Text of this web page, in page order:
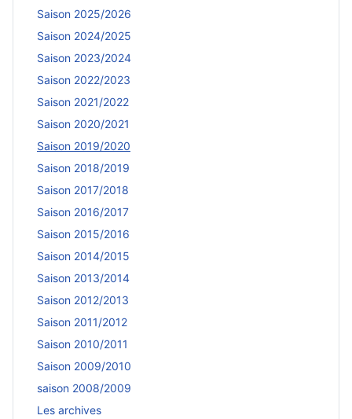
Saison 2025/2026
Saison 2024/2025
Saison 2023/2024
Saison 2022/2023
Saison 2021/2022
Saison 2020/2021
Saison 2019/2020
Saison 2018/2019
Saison 2017/2018
Saison 2016/2017
Saison 2015/2016
Saison 2014/2015
Saison 2013/2014
Saison 2012/2013
Saison 2011/2012
Saison 2010/2011
Saison 2009/2010
saison 2008/2009
Les archives